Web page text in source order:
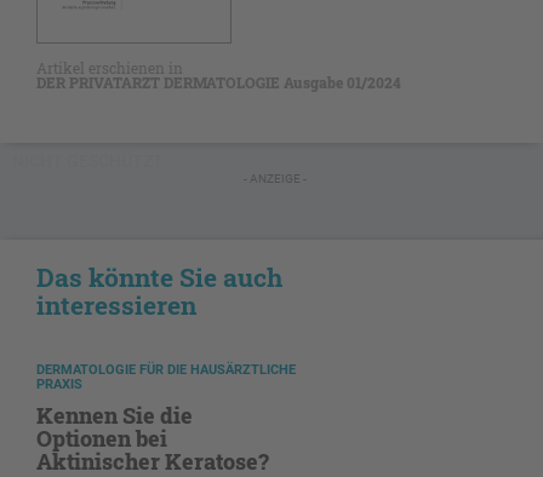
Artikel erschienen in
DER PRIVATARZT DERMATOLOGIE Ausgabe 01/2024
- ANZEIGE -
Das könnte Sie auch
interessieren
DERMATOLOGIE FÜR DIE HAUSÄRZTLICHE
PRAXIS
Kennen Sie die
Optionen bei
Aktinischer Keratose?